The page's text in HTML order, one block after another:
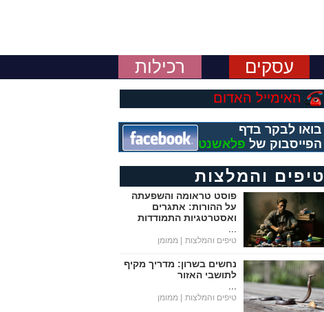
עסקים רכילות
האימייל האדום
בואו לבקר בדף
הפייסבוק של פלאשנט
טיפים והמלצות
פוסט טראומה והשפעתה
על ההורות: אתגרים
ואסטרטגיות התמודדות
טיפים והמלצות | ממומן
נחשים בשרון: מדריך מקיף
לתושבי האזור
טיפים והמלצות | ממומן